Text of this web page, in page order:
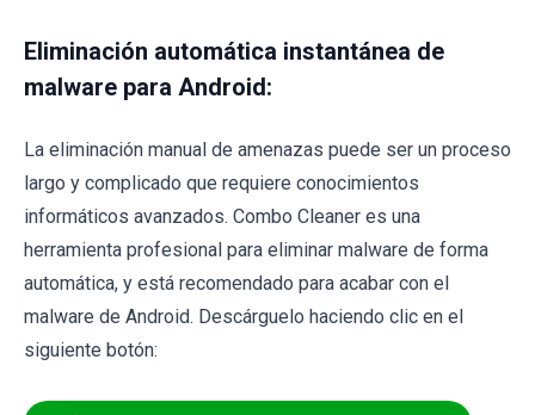
Eliminación automática instantánea de
malware para Android:
La eliminación manual de amenazas puede ser un proceso
largo y complicado que requiere conocimientos
informáticos avanzados. Combo Cleaner es una
herramienta profesional para eliminar malware de forma
automática, y está recomendado para acabar con el
malware de Android. Descárguelo haciendo clic en el
siguiente botón: